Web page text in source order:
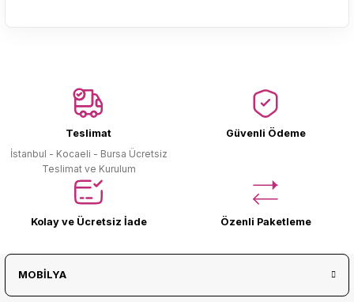
Teslimat
İstanbul - Kocaeli - Bursa Ücretsiz
Teslimat ve Kurulum
Güvenli Ödeme
Kolay ve Ücretsiz İade Özenli Paketleme
MOBİLYA